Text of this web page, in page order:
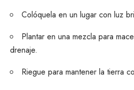
Colóquela en un lugar con luz
Plantar en una mezcla para
drenaje.
Riegue para mantener la tierra